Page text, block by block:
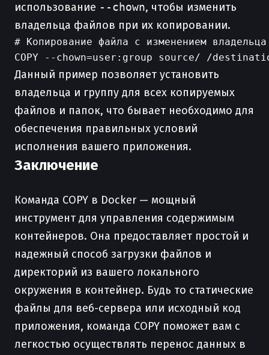
использование --chown, чтобы изменить
владельца файлов при их копировании.
# Копирование файла с изменением владельца
Данный пример позволяет установить
владельца и группу для всех копируемых
файлов и папок, что бывает необходимо для
обеспечения правильных условий
исполнения вашего приложения.
Заключение
Команда COPY в Docker — мощный
инструмент для управления содержимым
контейнеров. Она предоставляет простой и
надежный способ загрузки файлов и
директорий из вашего локального
окружения в контейнер. Будь то статические
файлы для веб-сервера или исходный код
приложения, команда COPY поможет вам с
легкостью осуществлять перенос данных в